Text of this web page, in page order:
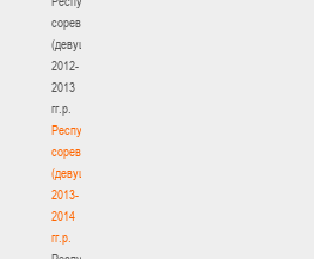
соревнования
(девушки)
2012-
2013
гг.р.
Республиканские
соревнования
(девушки)
2013-
2014
гг.р.